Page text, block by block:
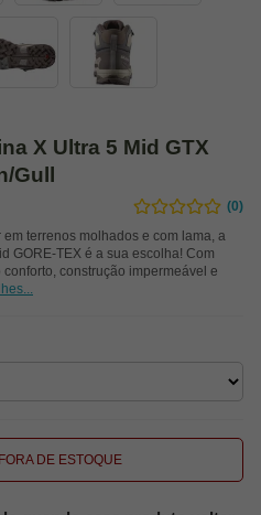
X Ultra 5 Mid GTX
Gull
(0)
terrenos molhados e com lama, a
GORE-TEX é a sua escolha! Com
construção impermeável e
DE ESTOQUE